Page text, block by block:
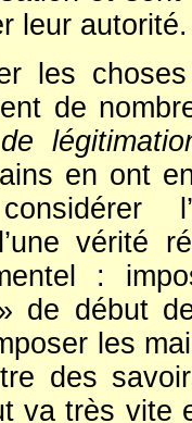
leur autorité.
les
de
en ont
vérité
:
de début
les
des
va très vite